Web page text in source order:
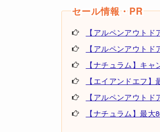
【アルペンアウト
【アルペンアウト
【ナチュラム】キ
【エイアンドエフ
【アルペンアウト
【ナチュラム】最